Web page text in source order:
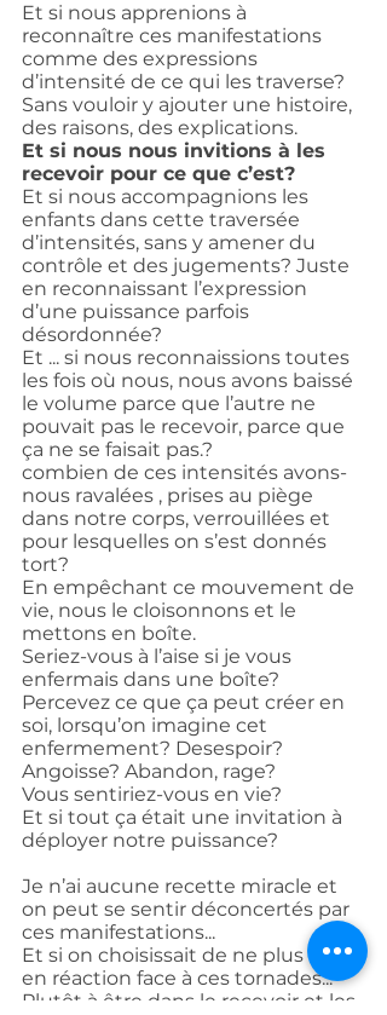
Et si nous apprenions à
reconnaître ces manifestations
comme des expressions
d’intensité de ce qui les traverse?
Sans vouloir y ajouter une histoire,
des raisons, des explications.
Et si nous nous invitions à les
recevoir pour ce que c’est?
Et si nous accompagnions les
enfants dans cette traversée
d’intensités, sans y amener du
contrôle et des jugements? Juste
en reconnaissant l’expression
d’une puissance parfois
désordonnée?
Et ... si nous reconnaissions toutes
les fois où nous, nous avons baissé
le volume parce que l’autre ne
pouvait pas le recevoir, parce que
ça ne se faisait pas.?
combien de ces intensités avons-
nous ravalées , prises au piège
dans notre corps, verrouillées et
pour lesquelles on s’est donnés
tort?
En empêchant ce mouvement de
vie, nous le cloisonnons et le
mettons en boîte.
Seriez-vous à l’aise si je vous
enfermais dans une boîte?
Percevez ce que ça peut créer en
soi, lorsqu’on imagine cet
enfermement? Desespoir?
Angoisse? Abandon, rage?
Vous sentiriez-vous en vie?
Et si tout ça était une invitation à
déployer notre puissance?
Je n’ai aucune recette miracle et
on peut se sentir déconcertés par
ces manifestations...
Et si on choisissait de ne plus être
en réaction face à ces tornades...
Plutôt à être dans le recevoir et les